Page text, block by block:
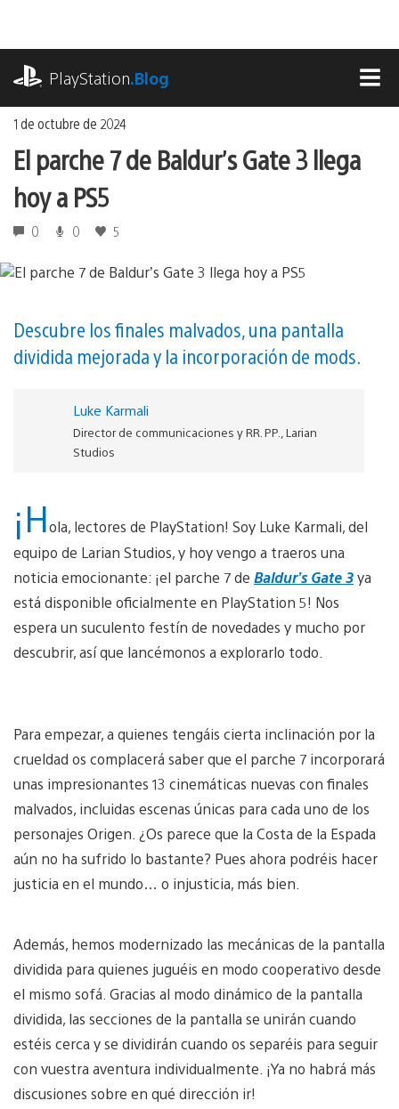
contenido
PlayStation.Blog
1 de octubre de 2024
El parche 7 de Baldur’s Gate 3 llega
hoy a PS5
0 0 5
Descubre los finales malvados, una pantalla
dividida mejorada y la incorporación de mods.
Luke Karmali
Director de communicaciones y RR. PP., Larian
Studios
¡Hola, lectores de PlayStation! Soy Luke Karmali, del
equipo de Larian Studios, y hoy vengo a traeros una
noticia emocionante: ¡el parche 7 de Baldur’s Gate 3ya
está disponible oficialmente en PlayStation 5! Nos
espera un suculento festín de novedades y mucho por
descubrir, así que lancémonos a explorarlo todo.
Para empezar, a quienes tengáis cierta inclinación por la
crueldad os complacerá saber que el parche 7 incorporará
unas impresionantes 13 cinemáticas nuevas con finales
malvados, incluidas escenas únicas para cada uno de los
personajes Origen. ¿Os parece que la Costa de la Espada
aún no ha sufrido lo bastante? Pues ahora podréis hacer
justicia en el mundo… o injusticia, más bien.
Además, hemos modernizado las mecánicas de la pantalla
dividida para quienes juguéis en modo cooperativo desde
el mismo sofá. Gracias al modo dinámico de la pantalla
dividida, las secciones de la pantalla se unirán cuando
estéis cerca y se dividirán cuando os separéis para seguir
con vuestra aventura individualmente. ¡Ya no habrá más
discusiones sobre en qué dirección ir!